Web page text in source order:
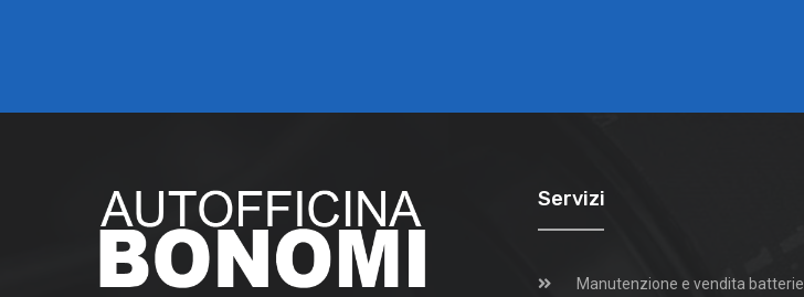
Servizi
Manutenzione e vendita batterie